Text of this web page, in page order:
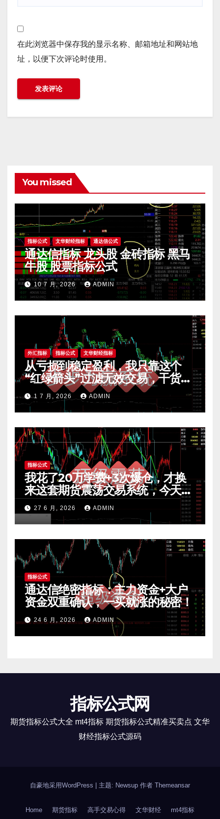
在此浏览器中保存我的显示名称、邮箱地址和网站地
址，以便下次评论时使用。
You missed
指标公式 文华财经指标 通达信公式
通达信指标 龙头股 金砖指标 黑马
牛股 股票指标公式
10 7 月, 2026 ADMIN
外汇指标 指标公式 文华财经指标
从亏损到稳定盈利，我只靠这个
“红绿箭头”过滤无效交易，干货全
公开 mt4指标
1 7 月, 2026 ADMIN
指标公式
我花了20万学费+3次爆仓，才换
来这套期货震荡交易系统，今天免
费公开核心逻辑
27 6 月, 2026 ADMIN
指标公式
通达信绝密指标：主力资金+大户
资金双重确认，一买就涨的秘密！
24 6 月, 2026 ADMIN
指标公式网
期货指标公式大全 mt4指标 期货指标公式精准买卖点 文华
财经指标公式源码
自豪地采用WordPress 主题: Newsup 作者 Themeansar
Home 期货指标 高手交易心得 文华财经 mt4指标